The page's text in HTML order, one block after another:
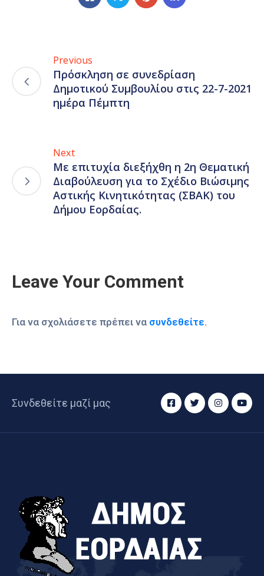
Previous
Πρόσκληση σε συνεδρίαση
Δημοτικού Συμβουλίου στις 22-7-2021
ημέρα Πέμπτη
Next
Με επιτυχία διεξήχθη η 2η Θεματική
Διαβούλευση για το Σχέδιο Βιώσιμης
Αστικής Κινητικότητας (ΣΒΑΚ) του
Δήμου Εορδαίας.
Leave Your Comment
Για να σχολιάσετε πρέπει να συνδεθείτε.
Συνδεθείτε μαζί μας